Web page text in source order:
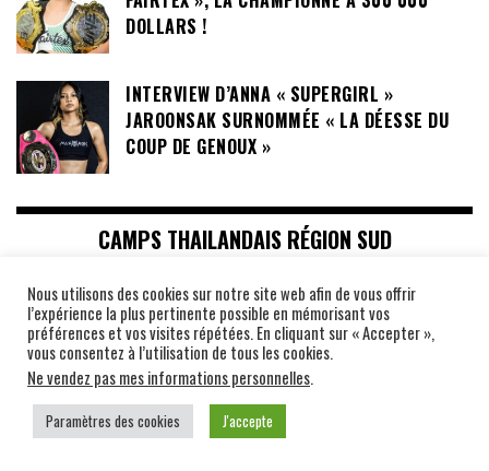
DOLLARS !
INTERVIEW D’ANNA « SUPERGIRL »
JAROONSAK SURNOMMÉE « LA DÉESSE DU
COUP DE GENOUX »
CAMPS THAILANDAIS RÉGION SUD
LE SOR PHUMIPHAT GYM, LE CAMP DE BOXE
DU COLONEL SOMPORN PHUMIPHAT
CHOR SUKMAYIMS GYM, UN CAMP DE BOXE
Nous utilisons des cookies sur notre site web afin de vous offrir
l’expérience la plus pertinente possible en mémorisant vos
préférences et vos visites répétées. En cliquant sur « Accepter »,
vous consentez à l’utilisation de tous les cookies.
Ne vendez pas mes informations personnelles.
Paramètres des cookies J'accepte